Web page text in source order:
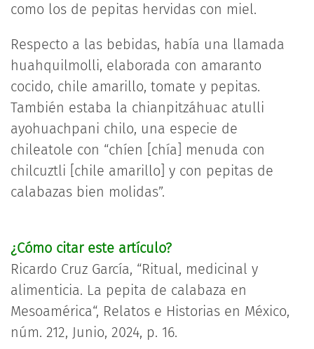
como los de pepitas hervidas con miel.
Respecto a las bebidas, había una llamada
huahquilmolli, elaborada con amaranto
cocido, chile amarillo, tomate y pepitas.
También estaba la chianpitzáhuac atulli
ayohuachpani chilo, una especie de
chileatole con “chíen [chía] menuda con
chilcuztli [chile amarillo] y con pepitas de
calabazas bien molidas”.
¿Cómo citar este artículo?
​Ricardo Cruz García, “Ritual, medicinal y
alimenticia. La pepita de calabaza en
Mesoamérica“, Relatos e Historias en México,
núm. 212, Junio, 2024, p. 16.